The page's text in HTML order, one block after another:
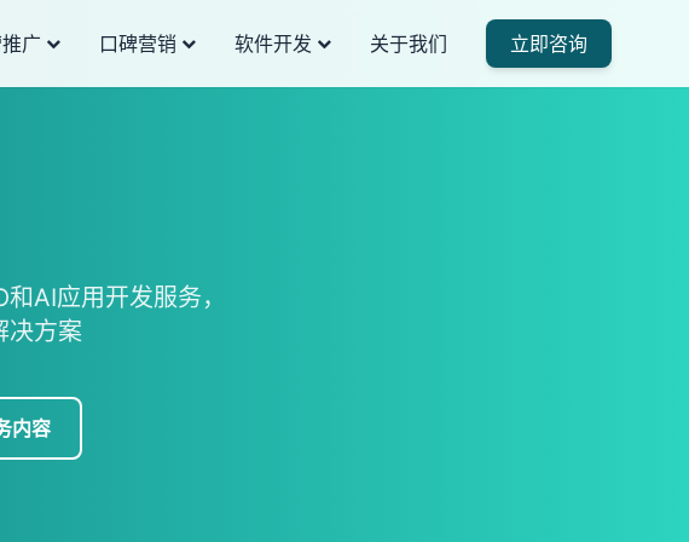
广 口碑营销 软件开发 关于我们 立即咨询
AI应用开发服务，
决方案
内容